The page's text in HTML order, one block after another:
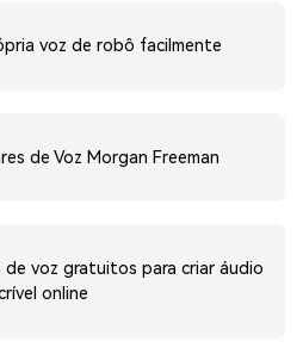
voz de robô facilmente
de Voz Morgan Freeman
de voz gratuitos para criar áudio
online